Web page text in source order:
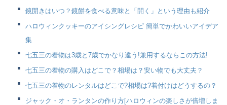
鏡開きはいつ？鏡餅を食べる意味と「開く」という理由も紹介
ハロウィンクッキーのアイシングレシピ 簡単でかわいいアイデア
集
七五三の着物は3歳と7歳でかなり違う!兼用するならこの方法!
七五三の着物の購入はどこで？相場は？安い物でも大丈夫？
七五三の着物のレンタルはどこで?相場は?着付けはどうするの？
ジャック・オ・ランタンの作り方[ハロウィンの楽しさが倍増しま